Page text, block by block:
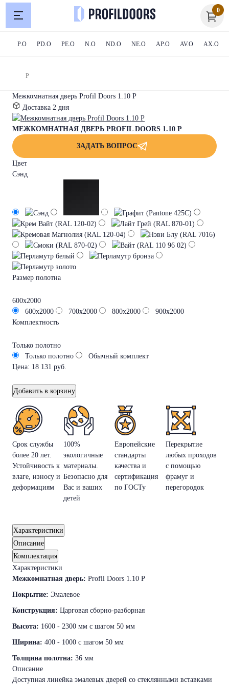
Profil
0
P.O PD.O PE.O N.O ND.O NE.O AP.O AV.O AX.O
P
Межкомнатная дверь Profil Doors 1.10 P
Доставка 2 дня
МЕЖКОМНАТНАЯ ДВЕРЬ PROFIL DOORS 1.10 P
ЗАДАТЬ ВОПРОС
Артикул:
1000120
Производитель:
Profil
Цвет
Сэнд
Размер полотна
600х2000
600х2000
700х2000 800х2000
900х2000
Комплектность
Только полотно
Только полотно
Обычный комплект
Цена: 18 131 руб.
Добавить в корзину
Срок службы
более 20 лет.
Устойчивость к
влаге, износу и
деформациям
100%
экологичные
материалы.
Безопасно для
Вас и ваших
детей
Европейские
стандарты
качества и
сертификация
по ГОСТу
Перекрытие
любых проходов
с помощью
фрамуг и
перегородок
Характеристики
Описание
Комплектация
Характеристики
Межкомнатная дверь: Profil Doors 1.10 P
Покрытие: Эмалевое
Конструкция: Царговая сборно-разборная
Высота: 1600 - 2300 мм с шагом 50 мм
Ширина: 400 - 1000 с шагом 50 мм
Толщина полотна: 36 мм
Описание
Доступная линейка эмалевых дверей со стеклянными вставками